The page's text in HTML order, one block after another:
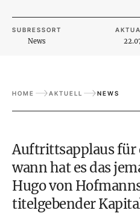
SUBRESSORT
News
HOME AKTUELL NEWS
Auftrittsapplaus für
wann hat es das
Hugo von
titelgebender